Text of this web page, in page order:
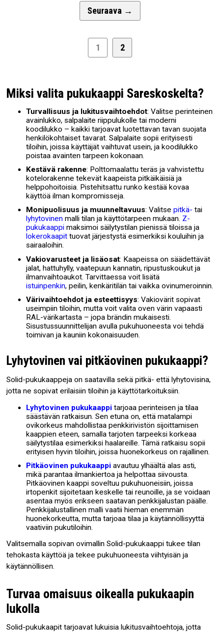
1 2
Seuraava →
Miksi valita pukukaappi Sareskoskelta?
Turvallisuus ja lukitusvaihtoehdot: Valitse perinteinen
avainlukko, salpalaite riippulukolle tai moderni
koodilukko – kaikki tarjoavat luotettavan tavan suojata
henkilökohtaiset tavarat. Salpalaite sopii erityisesti
tiloihin, joissa käyttäjät vaihtuvat usein, ja koodilukko
poistaa avainten tarpeen kokonaan.
Kestävä rakenne: Polttomaalattu teräs ja vahvistettu
kotelorakenne tekevät kaapeista pitkäikäisiä ja
helppohoitoisia. Pistehitsattu runko kestää kovaa
käyttöä ilman kompromisseja.
Monipuolisuus ja muunneltavuus: Valitsepitkä- tai
lyhytovinen malli tilan ja käyttötarpeen mukaan. Z-
pukukaappi maksimoi säilytystilan pienissä tiloissa ja
lokerokaapit tuovat järjestystä esimerkiksi kouluihin ja
sairaaloihin.
Vakiovarusteet ja lisäosat: Kaapeissa on säädettävät
jalat, hattuhylly, vaatepuun kannatin, ripustuskoukut ja
ilmanvaihtoaukot. Tarvittaessa voit lisätä
istuinpenkin, peilin, kenkäritilän tai vaikka ovinumeroinnin.
Värivaihtoehdot ja esteettisyys: Vakiovärit sopivat
useimpiin tiloihin, mutta voit valita oven värin vapaasti
RAL-värikartasta – jopa brändin mukaisesti.
Sisustussuunnittelijan avulla pukuhuoneesta voi tehdä
toimivan ja kauniin kokonaisuuden.
Lyhytovinen vai pitkäovinen pukukaappi?
Solid-pukukaappeja on saatavilla sekä pitkä- että lyhytovisina,
jotta ne sopivat erilaisiin tiloihin ja käyttötarkoituksiin.
Lyhytovinen pukukaappi tarjoaa perinteisen ja tilaa
säästävän ratkaisun. Sen etuna on, että matalampi
ovikorkeus mahdollistaa penkkirivistön sijoittamisen
kaappien eteen, samalla tarjoten tarpeeksi korkeaa
säilytystilaa esimerkiksi haalareille. Tämä ratkaisu sopii
erityisen hyvin tiloihin, joissa huonekorkeus on rajallinen.
Pitkäovinen pukukaappi avautuu ylhäältä alas asti,
mikä parantaa ilmankiertoa ja helpottaa siivousta.
Pitkäovinen kaappi soveltuu pukuhuoneisiin, joissa
irtopenkit sijoitetaan keskelle tai reunoille, ja se voidaan
asentaa myös erikseen saatavan penkkijalustan päälle.
Penkkijalustallinen malli vaatii hieman enemmän
huonekorkeutta, mutta tarjoaa tilaa ja käytännöllisyyttä
vaativiin pukutiloihin.
Valitsemalla sopivan ovimallin Solid-pukukaappi tukee tilan
tehokasta käyttöä ja tekee pukuhuoneesta viihtyisän ja
käytännöllisen.
Turvaa omaisuus oikealla pukukaapin
lukolla
Solid-pukukaapit tarjoavat lukuisia lukitusvaihtoehtoja, jotta